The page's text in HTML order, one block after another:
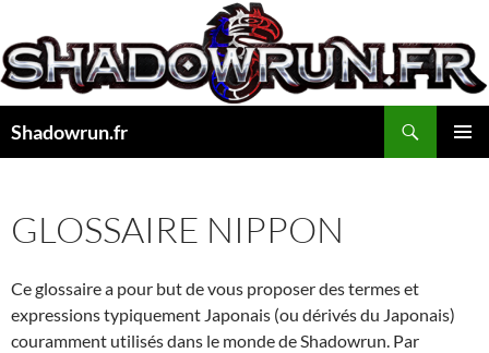
au
contenu
Shadowrun.fr
GLOSSAIRE NIPPON
Ce glossaire a pour but de vous proposer des termes et
expressions typiquement Japonais (ou dérivés du Japonais)
couramment utilisés dans le monde de Shadowrun. Par